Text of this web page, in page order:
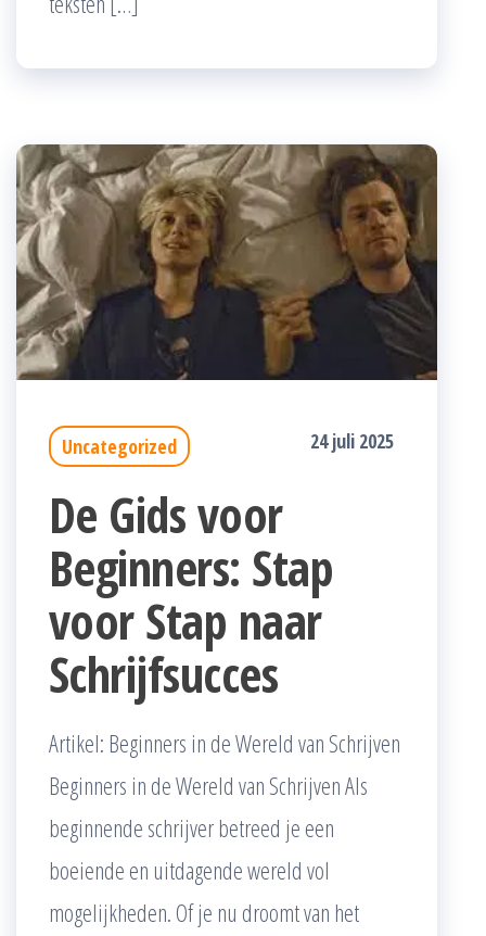
Uncategorized 24 juli 2025
De Gids voor
Beginners: Stap
voor Stap naar
Schrijfsucces
Artikel: Beginners in de Wereld van Schrijven
Beginners in de Wereld van Schrijven Als
beginnende schrijver betreed je een
boeiende en uitdagende wereld vol
mogelijkheden. Of je nu droomt van het